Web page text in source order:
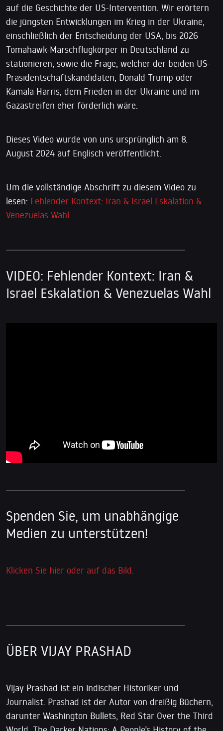
auf die Geschichte der US-Intervention. Wir erörtern
die jüngsten Entwicklungen im Krieg in der Ukraine,
einschließlich der Entscheidung der USA, bis 2026
Tomahawk-Marschflugkörper in Deutschland zu
stationieren, sowie die Frage, welcher der beiden US-
Präsidentschaftskandidaten, Donald Trump oder
Kamala Harris, dem Frieden in der Ukraine und im
Gazastreifen eher förderlich wäre.
Dieses Video wurde von uns ursprünglich am 8.
August 2024 auf Englisch veröffentlicht.
Um die vollständige Abschrift zu diesem Video zu
lesen: Fehlender Kontext: Iran & Israel Eskalation &
Venezuelas Wahl
VIDEO: Fehlender Kontext: Iran &
Israel Eskalation & Venezuelas Wahl
Spenden Sie, um unabhängige
Medien zu unterstützen!
Klicken Sie hier oder auf das Bild.
ÜBER VIJAY PRASHAD
Vijay Prashad ist ein indischer Historiker und
Journalist. Prashad ist der Autor von dreißig Büchern,
darunter Washington Bullets, Red Star Over the Third